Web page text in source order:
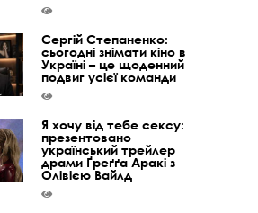
Сергій Степаненко:
сьогодні знімати кіно в
Україні – це щоденний
подвиг усієї команди
Я хочу від тебе сексу:
презентовано
український трейлер
драми Ґреґґа Аракі з
Олівією Вайлд